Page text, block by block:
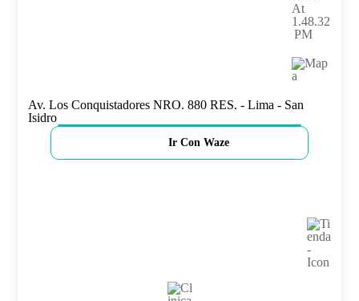
Av. Los Conquistadores NRO. 880 RES. - Lima - San
Isidro
Ir Con Waze